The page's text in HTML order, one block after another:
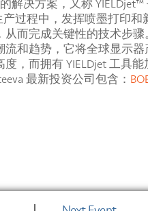
解决方案，又称
产过程中，发挥喷墨打印和
从而完成关键性的技术步骤
流和趋势，它将全球显示器
度，而拥有 YIELDjet 工具
最新投资公司包含：